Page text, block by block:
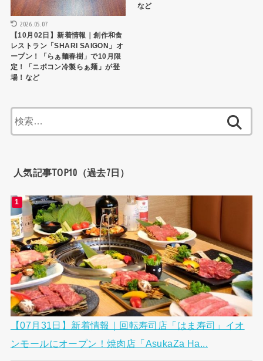
2026.05.07
【10月02日】新着情報｜創作和食
レストラン「SHARI SAIGON」オ
ープン！「らぁ麺春樹」で10月限
定！「ニボコン冷製らぁ麺」が登
場！など
など
索:
人気記事TOP10（過去7日）
【07月31日】新着情報｜回転寿司店「はま寿司」イオ
ンモールにオープン！焼肉店「AsukaZa Ha...